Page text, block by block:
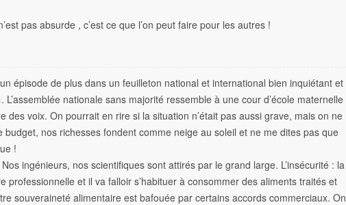
pas absurde , c’est ce que l’on peut faire pour les autres !
épisode de plus dans un feuilleton national et international bien inquiétant et
nationale sans majorité ressemble à une cour d’école maternelle
des voix. On pourrait en rire si la situation n’était pas aussi grave, mais on ne
nos richesses fondent comme neige au soleil et ne me dites pas que
!
ingénieurs, nos scientifiques sont attirés par le grand large. L’insécurité : la
professionnelle et il va falloir s’habituer à consommer des aliments traités et
souveraineté alimentaire est bafouée par certains accords commerciaux. On